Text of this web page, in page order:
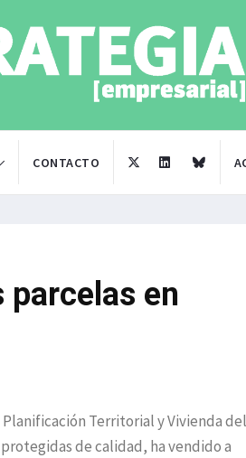
CONTACTO
en
Territorial y Vivienda del
de calidad, ha vendido a